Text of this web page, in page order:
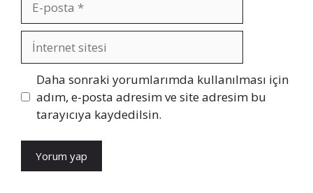
posta
İnternet
sitesi
Daha sonraki yorumlarımda kullanılması için
adım, e-posta adresim ve site adresim bu
tarayıcıya kaydedilsin.